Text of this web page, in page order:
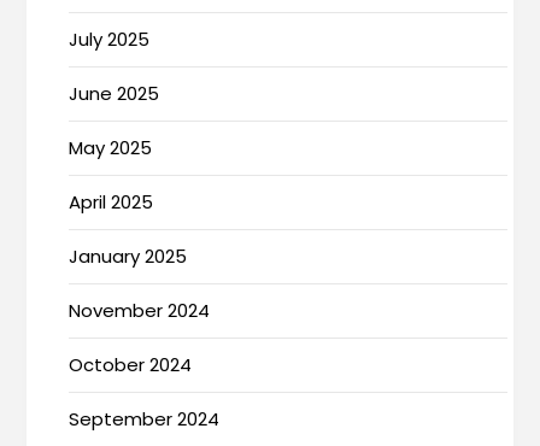
July 2025
June 2025
May 2025
April 2025
January 2025
November 2024
October 2024
September 2024